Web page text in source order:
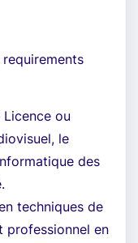
Licence ou
le
des
techniques de
en